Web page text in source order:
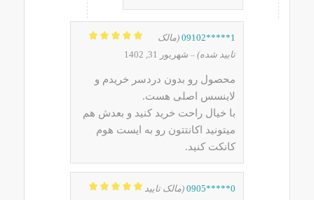
1*****09102
(مالک
تایید شده) – شهریور 31, 1402
محصول رو بدون دردسر خریدم و
لاینسس اصلی هست.
با خیال راحت خرید کنید و بعدش هم
میتونید اکانتتون رو به ایست هوم
کانکت کنید.
0*****0905
(مالک تایید